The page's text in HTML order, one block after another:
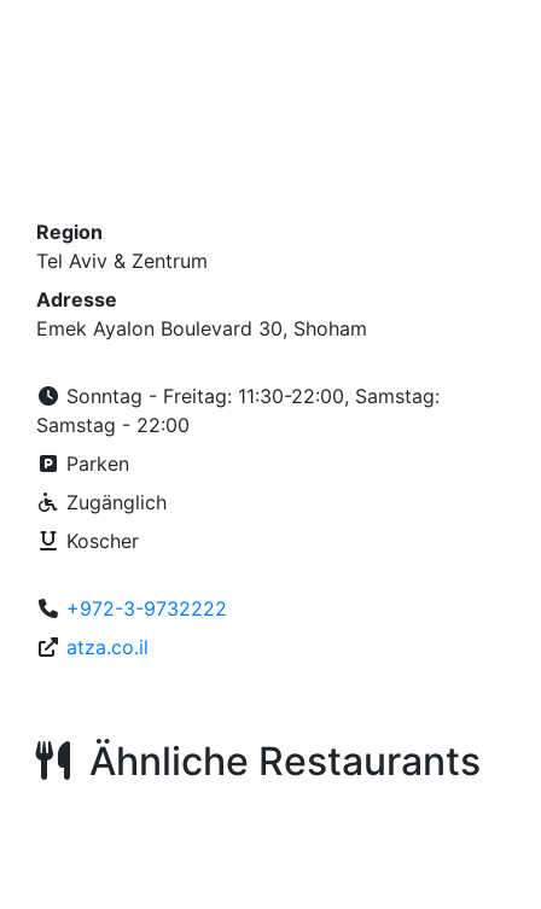
Region
Tel Aviv & Zentrum
Adresse
Emek Ayalon Boulevard 30, Shoham
Sonntag - Freitag: 11:30-22:00, Samstag:
Samstag - 22:00
Parken
Zugänglich
Koscher
+972-3-9732222
atza.co.il
Ähnliche Restaurants